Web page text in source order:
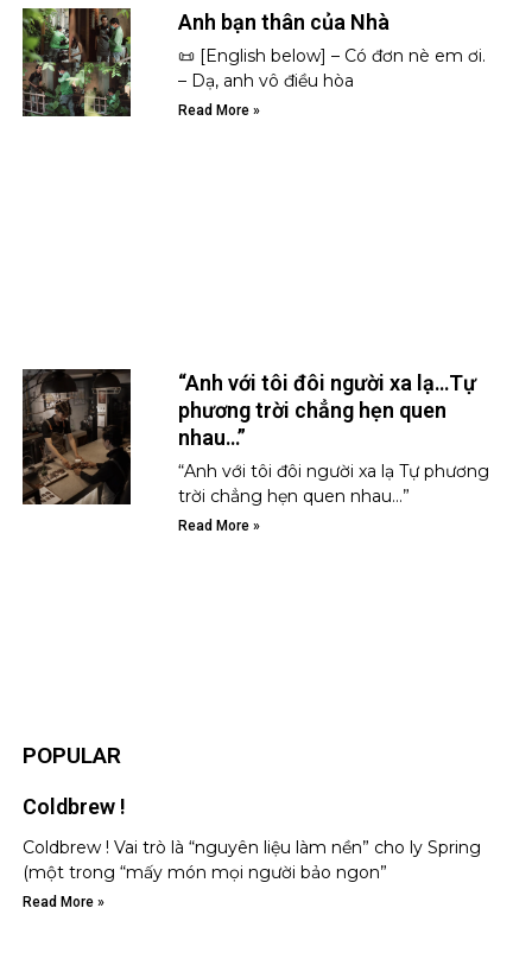
Anh bạn thân của Nhà
📜 [English below] – Có đơn nè em ơi.
– Dạ, anh vô điều hòa
Read More »
“Anh với tôi đôi người xa lạ…Tự
phương trời chẳng hẹn quen
nhau…”
“Anh với tôi đôi người xa lạ Tự phương
trời chẳng hẹn quen nhau…”
Read More »
POPULAR
Coldbrew !
Coldbrew ! Vai trò là “nguyên liệu làm nền” cho ly Spring
(một trong “mấy món mọi người bảo ngon”
Read More »